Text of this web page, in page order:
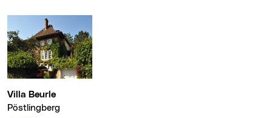
Villa Beurle
Pöstlingberg